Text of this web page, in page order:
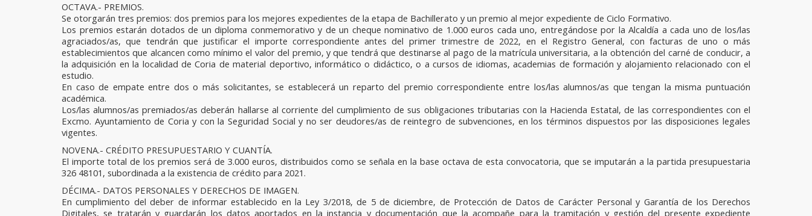
OCTAVA.- PREMIOS.
Se otorgarán tres premios: dos premios para los mejores expedientes de la etapa de Bachillerato y un premio al mejor expediente de Ciclo Formativo.
Los premios estarán dotados de un diploma conmemorativo y de un cheque nominativo de 1.000 euros cada uno, entregándose por la Alcaldía a cada uno de los/las
agraciados/as, que tendrán que justificar el importe correspondiente antes del primer trimestre de 2022, en el Registro General, con facturas de uno o más
establecimientos que alcancen como mínimo el valor del premio, y que tendrá que destinarse al pago de la matrícula universitaria, a la obtención del carné de conducir, a
la adquisición en la localidad de Coria de material deportivo, informático o didáctico, o a cursos de idiomas, academias de formación y alojamiento relacionado con el
estudio.
En caso de empate entre dos o más solicitantes, se establecerá un reparto del premio correspondiente entre los/las alumnos/as que tengan la misma puntuación
académica.
Los/las alumnos/as premiados/as deberán hallarse al corriente del cumplimiento de sus obligaciones tributarias con la Hacienda Estatal, de las correspondientes con el
Excmo. Ayuntamiento de Coria y con la Seguridad Social y no ser deudores/as de reintegro de subvenciones, en los términos dispuestos por las disposiciones legales
vigentes.
NOVENA.- CRÉDITO PRESUPUESTARIO Y CUANTÍA.
El importe total de los premios será de 3.000 euros, distribuidos como se señala en la base octava de esta convocatoria, que se imputarán a la partida presupuestaria
326 48101, subordinada a la existencia de crédito para 2021.
DÉCIMA.- DATOS PERSONALES Y DERECHOS DE IMAGEN.
En cumplimiento del deber de informar establecido en la Ley 3/2018, de 5 de diciembre, de Protección de Datos de Carácter Personal y Garantía de los Derechos
Digitales, se tratarán y guardarán los datos aportados en la instancia y documentación que la acompañe para la tramitación y gestión del presente expediente